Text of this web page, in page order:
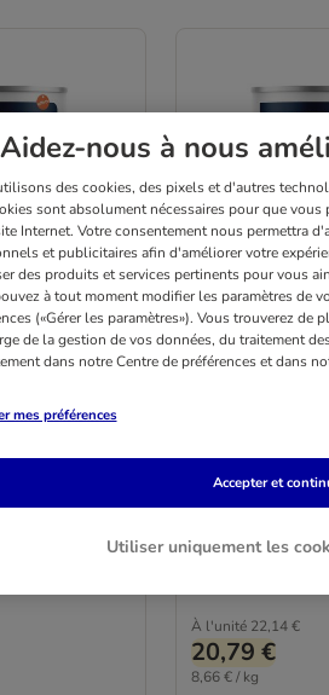
Diets
Maxi
2 variantes
6 x 400 g
À l'unité 22,14 €
20,79 €
8,66 € / kg
Aidez-nous à nous
des cookies, des pixels et d'autres
sont absolument nécessaires pour que
Internet. Votre consentement nous permettra
et publicitaires afin d'améliorer votre
des produits et services pertinents pour vous
à tout moment modifier les paramètres de
(«Gérer les paramètres»). Vous trouverez
de la gestion de vos données, du traitement
dans notre Centre de préférences et dans
mes préférences
Utiliser uniquement les
Accepter et